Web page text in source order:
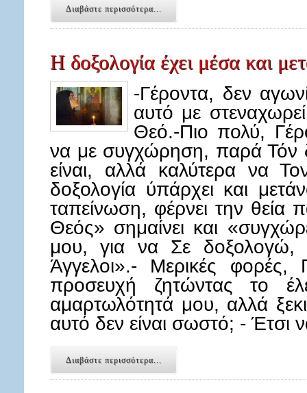
Διαβάστε περισσότερα...
Η δοξολογία έχει μέσα και
-Γέροντα, δεν
αυτό με
Θεό.-Πιο πολύ,
να με συγχώρηση, παρά Τόν
είναι, αλλά καλύτερα να
δοξολογία ύπάρχει και
ταπείνωση, φέρνει την θεία
Θεός» σημαίνει και
μου, για να Σε δοξολογώ,
Άγγελοι».- Μερικές φορές,
προσευχή ζητώντας το
αμαρτωλότητά μου, αλλά
αυτό δεν είναι σωστό; - Έτσι
Διαβάστε περισσότερα...